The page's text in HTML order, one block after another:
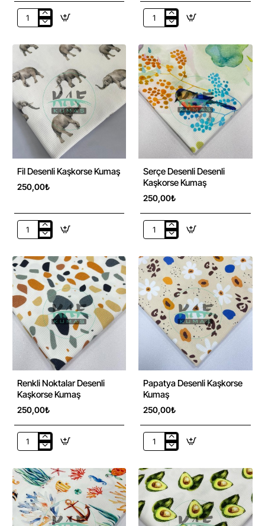
Soft
Desenli
Kaşkorse
Kumaş
Hardal
Desenli
Kaşkorse
Kumaş
Fil Desenli Kaşkorse Kumaş
250,00₺
Fil
Kaşkorse
Kumaş
Serçe Desenli Desenli
Kaşkorse Kumaş
250,00₺
Serçe
Desenli
Kaşkorse
Kumaş
Renkli Noktalar Desenli
Kaşkorse Kumaş
250,00₺
Renkli
Desenli
Kaşkorse
Kumaş
Papatya Desenli Kaşkorse
Kumaş
250,00₺
Papatya
Kaşkorse
Kumaş